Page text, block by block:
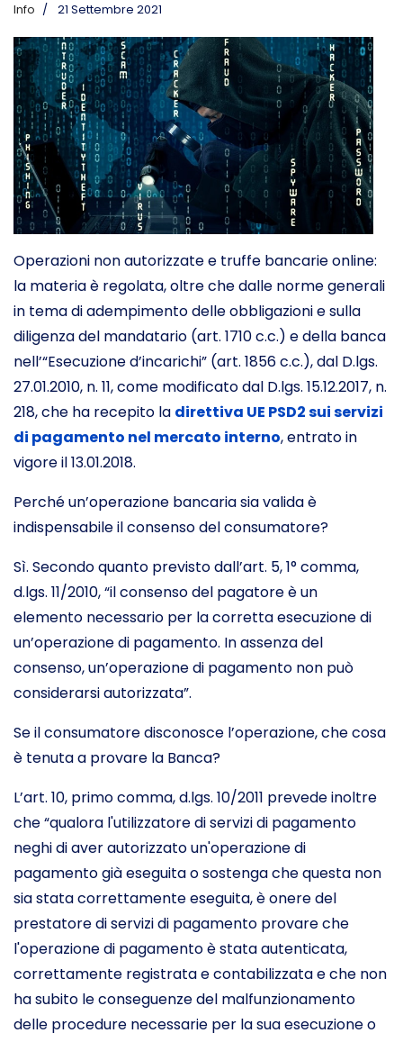
Info 21 Settembre 2021
Operazioni non autorizzate e truffe bancarie online:
la materia è regolata, oltre che dalle norme generali
in tema di adempimento delle obbligazioni e sulla
diligenza del mandatario (art. 1710 c.c.) e della banca
nell’“Esecuzione d’incarichi” (art. 1856 c.c.), dal D.lgs.
27.01.2010, n. 11, come modificato dal D.lgs. 15.12.2017, n.
218, che ha recepito la direttiva UE PSD2 sui servizi
di pagamento nel mercato interno, entrato in
vigore il 13.01.2018.
Perché un’operazione bancaria sia valida è
indispensabile il consenso del consumatore?
Sì. Secondo quanto previsto dall’art. 5, 1° comma,
d.lgs. 11/2010, “il consenso del pagatore è un
elemento necessario per la corretta esecuzione di
un’operazione di pagamento. In assenza del
consenso, un’operazione di pagamento non può
considerarsi autorizzata”.
Se il consumatore disconosce l’operazione, che cosa
è tenuta a provare la Banca?
L’art. 10, primo comma, d.lgs. 10/2011 prevede inoltre
che “qualora l'utilizzatore di servizi di pagamento
neghi di aver autorizzato un'operazione di
pagamento già eseguita o sostenga che questa non
sia stata correttamente eseguita, è onere del
prestatore di servizi di pagamento provare che
l'operazione di pagamento è stata autenticata,
correttamente registrata e contabilizzata e che non
ha subito le conseguenze del malfunzionamento
delle procedure necessarie per la sua esecuzione o